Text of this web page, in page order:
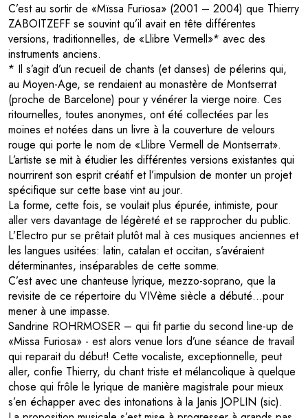
C’est au sortir de «Mïssa Furïosa» (2001 – 2004) que Thierry
ZABOITZEFF se souvint qu’il avait en tête différentes
versions, traditionnelles, de «Llibre Vermell»* avec des
instruments anciens.
* Il s’agit d’un recueil de chants (et danses) de pélerins qui,
au Moyen-Age, se rendaient au monastère de Montserrat
(proche de Barcelone) pour y vénérer la vierge noire. Ces
ritournelles, toutes anonymes, ont été collectées par les
moines et notées dans un livre à la couverture de velours
rouge qui porte le nom de «Llibre Vermell de Montserrat».
L’artiste se mit à étudier les différentes versions existantes qui
nourrirent son esprit créatif et l’impulsion de monter un projet
spécifique sur cette base vint au jour.
La forme, cette fois, se voulait plus épurée, intimiste, pour
aller vers davantage de légèreté et se rapprocher du public.
L’Electro pur se prêtait plutôt mal à ces musiques anciennes et
les langues usitées: latin, catalan et occitan, s’avéraient
déterminantes, inséparables de cette somme.
C’est avec une chanteuse lyrique, mezzo-soprano, que la
revisite de ce répertoire du VIVème siècle a débuté…pour
mener à une impasse.
Sandrine ROHRMOSER – qui fit partie du second line-up de
«Missa Furiosa» - est alors venue lors d’une séance de travail
qui reparait du début! Cette vocaliste, exceptionnelle, peut
aller, confie Thierry, du chant triste et mélancolique à quelque
chose qui frôle le lyrique de manière magistrale pour mieux
s’en échapper avec des intonations à la Janis JOPLIN (sic).